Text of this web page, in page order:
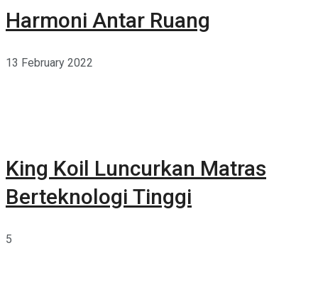
Harmoni Antar Ruang
13 February 2022
King Koil Luncurkan Matras
Berteknologi Tinggi
5